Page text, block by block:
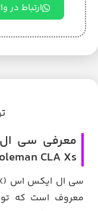
ارتباط در
معرفی سی
CLA Xs
معروف است که